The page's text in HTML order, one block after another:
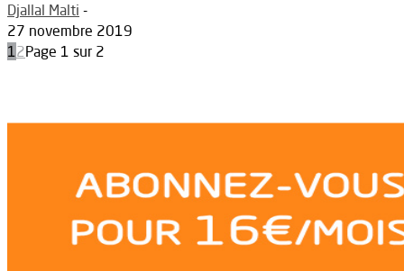
Djallal Malti -
27 novembre 2019
12Page 1 sur 2